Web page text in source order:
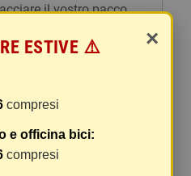
il vostro pacco
gli oneri di
i costi di trasporto
totale della
di raggruppare i
ordine. Non ci è
×
ESTIVE ⚠️
compresi
e officina bici:
compresi